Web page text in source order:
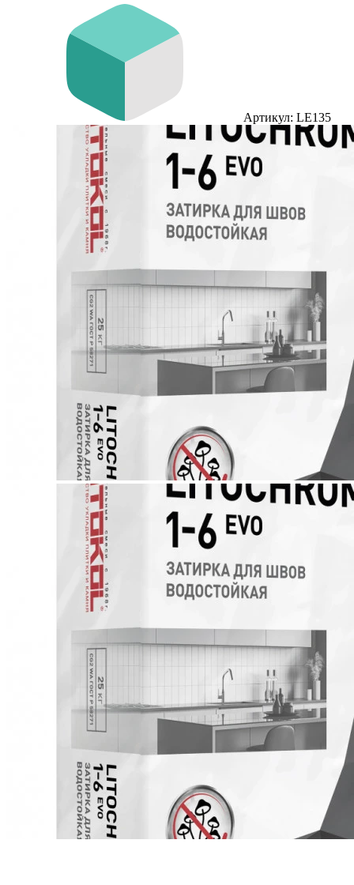
Артикул: LE135